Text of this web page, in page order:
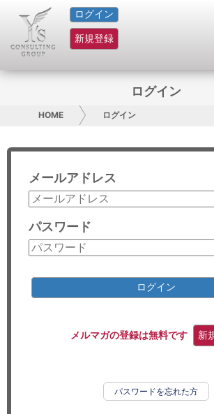
ログイン
新規登録
HOME
サービス紹介
グループ概要
採用情報
お問い合わせ
コンサルティング
リサーチ
ログイン
HOME ログイン
メールアドレス
パスワード
ログイン
メルマガの登録は無料です 新
パスワードを忘れた方